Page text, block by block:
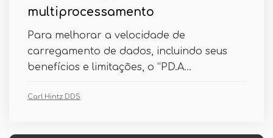
multiprocessamento
Para melhorar a velocidade de
carregamento de dados, incluindo seus
benefícios e limitações, o “PD.A...
Carl Hintz DDS